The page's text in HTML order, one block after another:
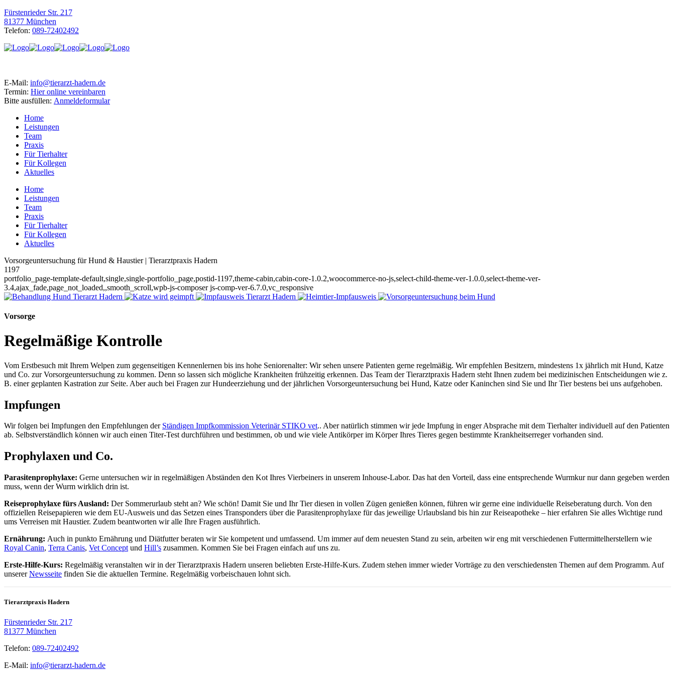
Fürstenrieder Str. 217
81377 München
Telefon: 089-72402492
E-Mail: info@tierarzt-hadern.de
Termin: Hier online vereinbaren
Bitte ausfüllen: Anmeldeformular
Home
Leistungen
Team
Praxis
Für Tierhalter
Für Kollegen
Aktuelles
Home
Leistungen
Team
Praxis
Für Tierhalter
Für Kollegen
Aktuelles
Vorsorgeuntersuchung für Hund & Haustier | Tierarztpraxis Hadern
1197
portfolio_page-template-default,single,single-portfolio_page,postid-1197,theme-cabin,cabin-core-1.0.2,woocommerce-no-js,select-child-theme-ver-1.0.0,select-theme-ver-
3.4,ajax_fade,page_not_loaded,,smooth_scroll,wpb-js-composer js-comp-ver-6.7.0,vc_responsive
Vorsorge
Regelmäßige Kontrolle
Vom Erstbesuch mit Ihrem Welpen zum gegenseitigen Kennenlernen bis ins hohe Seniorenalter: Wir sehen unsere Patienten gerne regelmäßig. Wir empfehlen Besitzern, mindestens 1x jährlich mit Hund, Katze
und Co. zur Vorsorgeuntersuchung zu kommen. Denn so lassen sich mögliche Krankheiten frühzeitig erkennen. Das Team der Tierarztpraxis Hadern steht Ihnen zudem bei medizinischen Entscheidungen wie z.
B. einer geplanten Kastration zur Seite. Aber auch bei Fragen zur Hundeerziehung und der jährlichen Vorsorgeuntersuchung bei Hund, Katze oder Kaninchen sind Sie und Ihr Tier bestens bei uns aufgehoben.
Impfungen
Wir folgen bei Impfungen den Empfehlungen der Ständigen Impfkommission Veterinär STIKO vet.. Aber natürlich stimmen wir jede Impfung in enger Absprache mit dem Tierhalter individuell auf den Patienten
ab. Selbstverständlich können wir auch einen Titer-Test durchführen und bestimmen, ob und wie viele Antikörper im Körper Ihres Tieres gegen bestimmte Krankheitserreger vorhanden sind.
Prophylaxen und Co.
Parasitenprophylaxe: Gerne untersuchen wir in regelmäßigen Abständen den Kot Ihres Vierbeiners in unserem Inhouse-Labor. Das hat den Vorteil, dass eine entsprechende Wurmkur nur dann gegeben werden
muss, wenn der Wurm wirklich drin ist.
Reiseprophylaxe fürs Ausland: Der Sommerurlaub steht an? Wie schön! Damit Sie und Ihr Tier diesen in vollen Zügen genießen können, führen wir gerne eine individuelle Reiseberatung durch. Von den
offiziellen Reisepapieren wie dem EU-Ausweis und das Setzen eines Transponders über die Parasitenprophylaxe für das jeweilige Urlaubsland bis hin zur Reiseapotheke – hier erfahren Sie alles Wichtige rund
ums Verreisen mit Haustier. Zudem beantworten wir alle Ihre Fragen ausführlich.
Ernährung: Auch in punkto Ernährung und Diätfutter beraten wir Sie kompetent und umfassend. Um immer auf dem neuesten Stand zu sein, arbeiten wir eng mit verschiedenen Futtermittelherstellern wie
Royal Canin, Terra Canis, Vet Concept und Hill’s zusammen. Kommen Sie bei Fragen einfach auf uns zu.
Erste-Hilfe-Kurs: Regelmäßig veranstalten wir in der Tierarztpraxis Hadern unseren beliebten Erste-Hilfe-Kurs. Zudem stehen immer wieder Vorträge zu den verschiedensten Themen auf dem Programm. Auf
unsererNewsseite finden Sie die aktuellen Termine. Regelmäßig vorbeischauen lohnt sich.
Tierarztpraxis Hadern
Fürstenrieder Str. 217
81377 München
Telefon: 089-72402492
E-Mail: info@tierarzt-hadern.de